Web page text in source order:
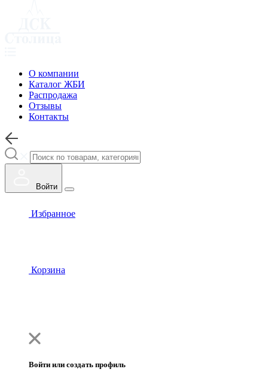
О компании
Каталог ЖБИ
Распродажа
Отзывы
Контакты
Войти
Избранное
Корзина
Войти или создать профиль